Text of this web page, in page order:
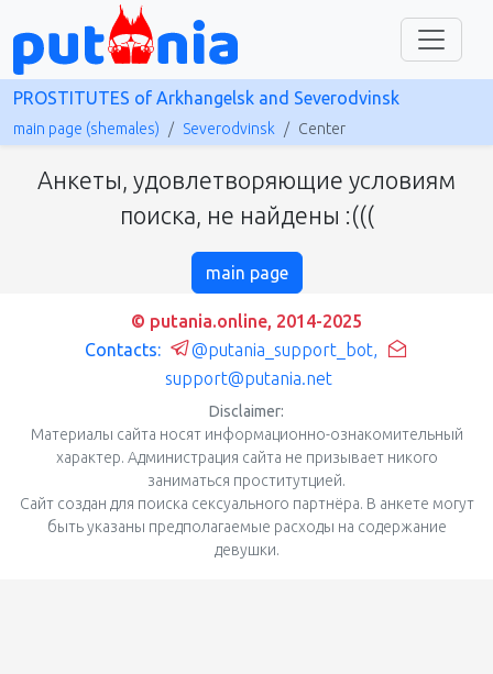
PROSTITUTES of Arkhangelsk and Severodvinsk
main page (shemales) Severodvinsk Center
Анкеты, удовлетворяющие условиям
поиска, не найдены :(((
main page
© putania.online, 2014-2025
Contacts:
@putania_support_bot,
support@putania.net
Disclaimer:
Материалы сайта носят информационно-ознакомительный
характер. Администрация сайта не призывает никого
заниматься проститутцией.
Сайт создан для поиска сексуального партнёра. В анкете могут
быть указаны предполагаемые расходы на содержание
девушки.